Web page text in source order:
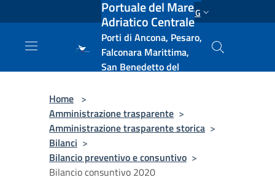
Salta al contenuto principale ENG
Portuale del Mare
Adriatico Centrale
Porti di Ancona, Pesaro,
Falconara Marittima,
San Benedetto del
Home >
Amministrazione trasparente >
Amministrazione trasparente storica >
Bilanci >
Bilancio preventivo e consuntivo >
Bilancio consuntivo 2020